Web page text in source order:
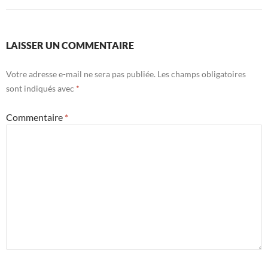
LAISSER UN COMMENTAIRE
Votre adresse e-mail ne sera pas publiée. Les champs obligatoires
sont indiqués avec *
Commentaire *